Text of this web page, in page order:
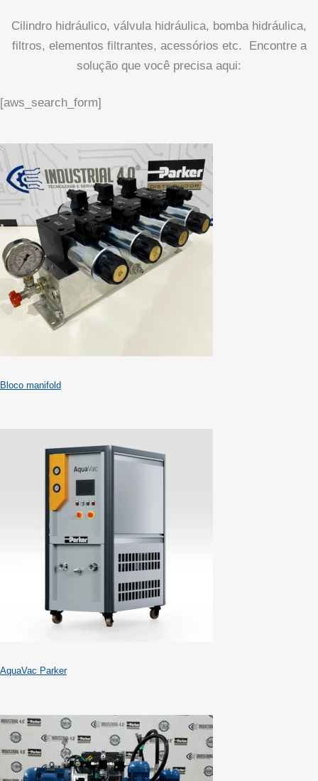
Cilindro hidráulico, válvula hidráulica, bomba hidráulica,
filtros, elementos filtrantes, acessórios etc. Encontre a
solução que você precisa aqui:
[aws_search_form]
Bloco manifold
AquaVac Parker